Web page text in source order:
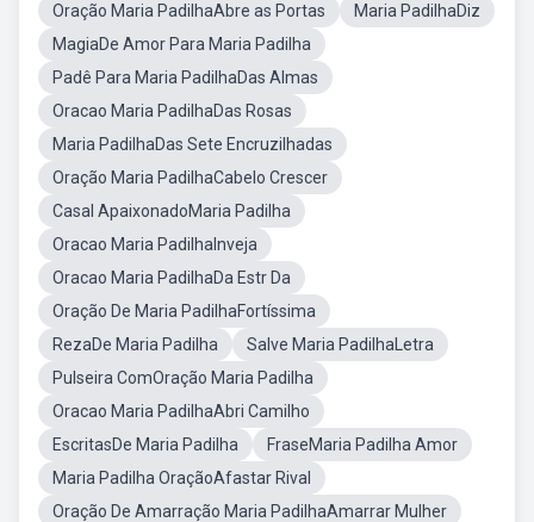
Oração Maria PadilhaAbre as Portas
Maria PadilhaDiz
MagiaDe Amor Para Maria Padilha
Padê Para Maria PadilhaDas Almas
Oracao Maria PadilhaDas Rosas
Maria PadilhaDas Sete Encruzilhadas
Oração Maria PadilhaCabelo Crescer
Casal ApaixonadoMaria Padilha
Oracao Maria PadilhaInveja
Oracao Maria PadilhaDa Estr Da
Oração De Maria PadilhaFortíssima
RezaDe Maria Padilha
Salve Maria PadilhaLetra
Pulseira ComOração Maria Padilha
Oracao Maria PadilhaAbri Camilho
EscritasDe Maria Padilha
FraseMaria Padilha Amor
Maria Padilha OraçãoAfastar Rival
Oração De Amarração Maria PadilhaAmarrar Mulher